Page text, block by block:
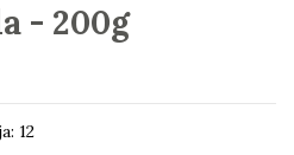
- 200g
12